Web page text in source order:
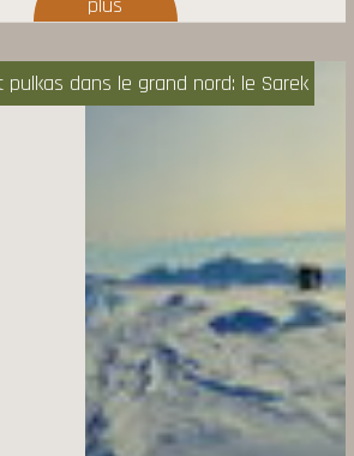
dans le grand nord: le Sarek